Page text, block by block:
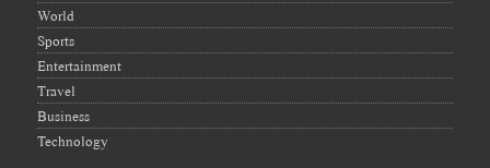
World
Sports
Entertainment
Travel
Business
Technology